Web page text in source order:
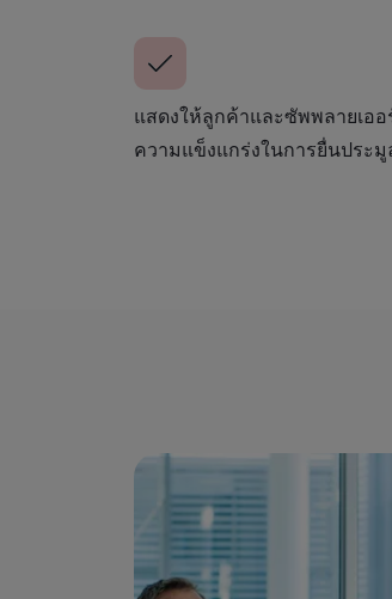
แสดงให้ลูกค้าและซัพพลายเอ
ความแข็งแกร่งในการยื่นประมู